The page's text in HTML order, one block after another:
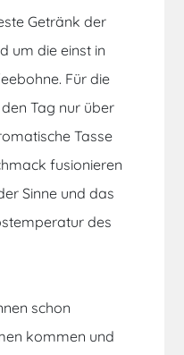
Getränk der
um die einst in
Für die
Tag nur über
Tasse
fusionieren
Sinne und das
des
schon
kommen und